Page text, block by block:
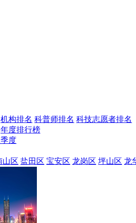
机构排名 科普师排名 科技志愿者排名
年度排行榜
度
山区 盐田区 宝安区 龙岗区 坪山区 龙